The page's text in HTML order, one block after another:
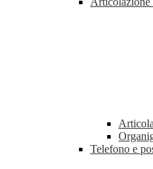
Telefono e